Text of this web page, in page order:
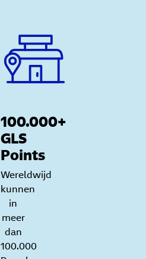
100.000+
GLS
Points
Wereldwijd
kunnen
in
meer
dan
100.000